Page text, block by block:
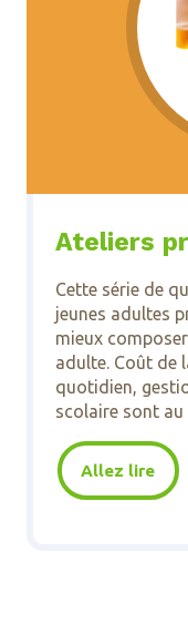
Ateliers
Cette série de
jeunes adultes
mieux
adulte. Coût de
quotidien,
scolaire sont
Allez lire